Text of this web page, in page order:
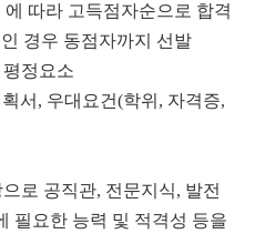
따라 고득점자순으로 합격
경우 동점자까지 선발
정요소
서, 우대요건(학위, 자격증,
로 공직관, 전문지식, 발전
필요한 능력 및 적격성 등을